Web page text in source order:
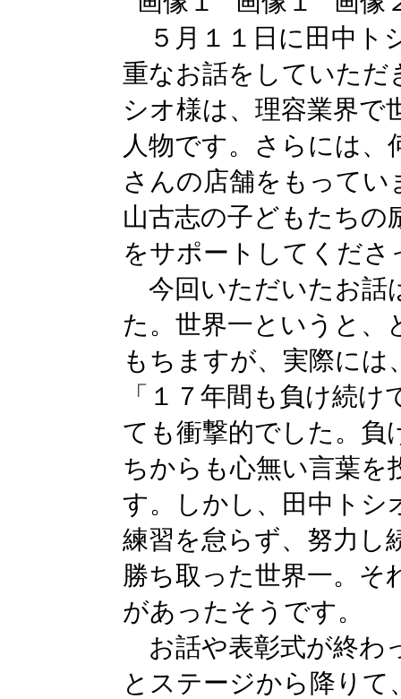
５月１１日に田中ト
重なお話をしていただ
シオ様は、理容業界で
人物です。さらには、
さんの店舗をもって
山古志の子どもたちの
をサポートしてくださ
今回いただいたお話
た。世界一というと
もちますが、実際に
「１７年間も負け続
ても衝撃的でした。負
ちからも心無い言葉
す。しかし、田中トシ
練習を怠らず、努力し
勝ち取った世界一。そ
があったそうです。
お話や表彰式が終わ
とステージから降りて